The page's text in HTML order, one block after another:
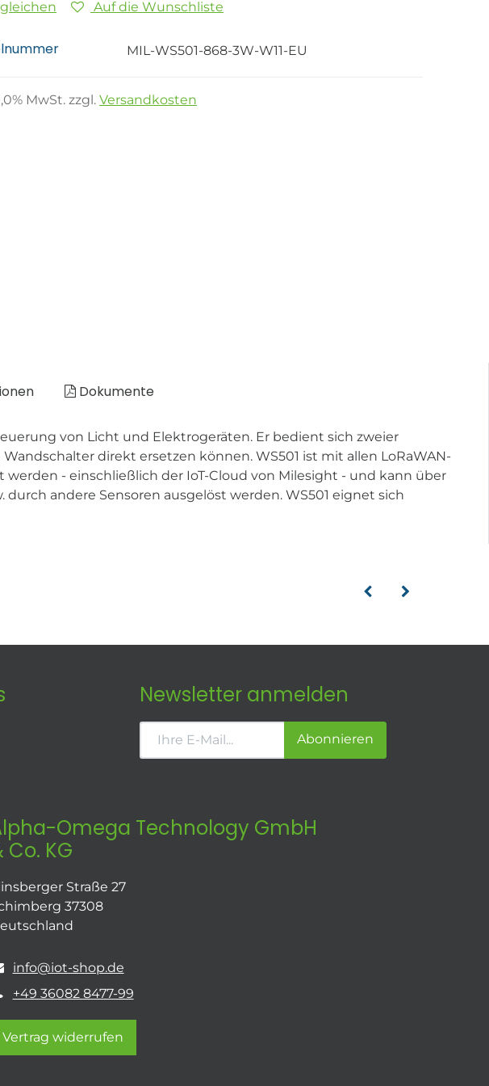
Auf die Wunschliste
MIL-WS501-868-3W-W11-EU
% MwSt. zzgl. Versandkosten
Dokumente
von Licht und Elektrogeräten. Er bedient sich zweier
direkt ersetzen können. WS501 ist mit allen LoRaWAN-
- einschließlich der IoT-Cloud von Milesight - und kann über
andere Sensoren ausgelöst werden. WS501 eignet sich
Newsletter anmelden
Abonnieren
Omega Technology GmbH
Co. KG
Straße 27
37308
info@iot-shop.de
+49 36082 8477-99
Vertrag widerrufen